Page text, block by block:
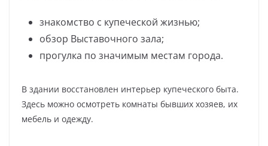
знакомство с купеческой жизнью;
обзор Выставочного зала;
прогулка по значимым местам города.
В здании восстановлен интерьер купеческого быта.
Здесь можно осмотреть комнаты бывших хозяев, их
мебель и одежду.